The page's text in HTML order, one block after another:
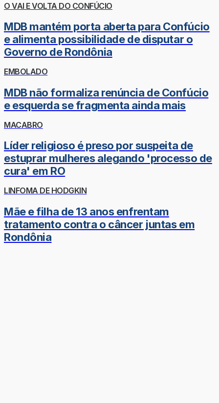
O VAI E VOLTA DO CONFÚCIO
MDB mantém porta aberta para Confúcio
e alimenta possibilidade de disputar o
Governo de Rondônia
EMBOLADO
MDB não formaliza renúncia de Confúcio
e esquerda se fragmenta ainda mais
MACABRO
Líder religioso é preso por suspeita de
estuprar mulheres alegando 'processo de
cura' em RO
LINFOMA DE HODGKIN
Mãe e filha de 13 anos enfrentam
tratamento contra o câncer juntas em
Rondônia